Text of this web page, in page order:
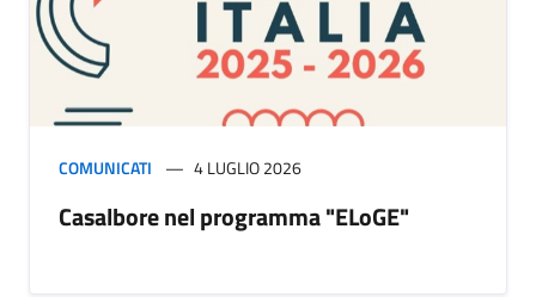
COMUNICATI 4 LUGLIO 2026
Casalbore nel programma "ELoGE"